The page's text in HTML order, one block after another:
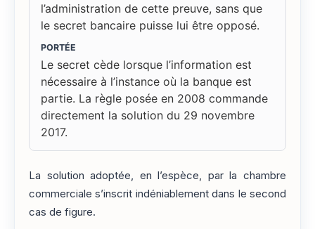
l’administration de cette preuve, sans que
le secret bancaire puisse lui être opposé.
PORTÉE
Le secret cède lorsque l’information est
nécessaire à l’instance où la banque est
partie. La règle posée en 2008 commande
directement la solution du 29 novembre
2017.
La solution adoptée, en l’espèce, par la chambre
commerciale s’inscrit indéniablement dans le second
cas de figure.